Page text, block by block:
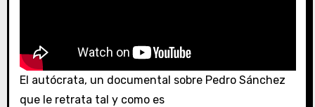
El autócrata, un documental sobre Pedro Sánchez
que le retrata tal y como es